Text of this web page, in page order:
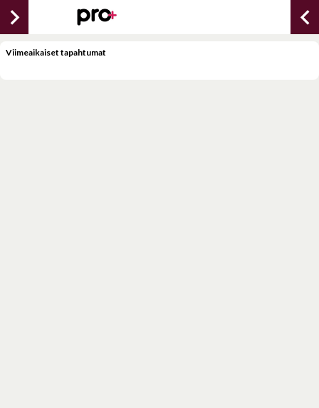
chevron_right chevron_left
Viimeaikaiset tapahtumat